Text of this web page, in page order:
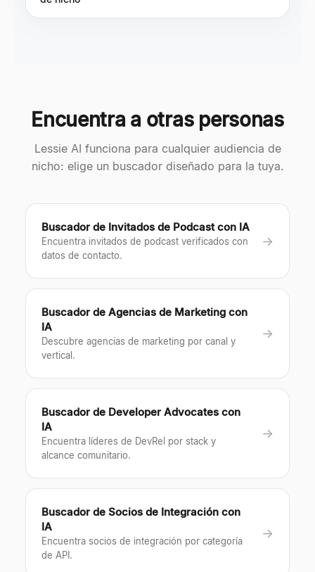
Encuentra a otras personas
Lessie AI funciona para cualquier audiencia de
nicho: elige un buscador diseñado para la tuya.
Buscador de Invitados de Podcast con IA
Encuentra invitados de podcast verificados con
datos de contacto.
→
Buscador de Agencias de Marketing con
IA
Descubre agencias de marketing por canal y
vertical.
→
Buscador de Developer Advocates con
IA
Encuentra líderes de DevRel por stack y
alcance comunitario.
→
Buscador de Socios de Integración con
IA
Encuentra socios de integración por categoría
de API.
→